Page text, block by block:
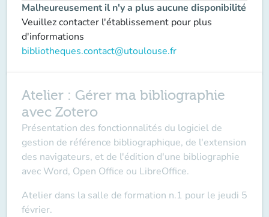
Malheureusement il n'y a plus aucune disponibilité
Veuillez contacter l'établissement pour plus
d'informations
bibliotheques.contact@utoulouse.fr
Atelier : Gérer ma bibliographie
avec Zotero
Présentation des fonctionnalités du logiciel de
gestion de référence bibliographique, de l'extension
des navigateurs, et de l'édition d'une bibliographie
avec Word, Open Office ou LibreOffice.
Atelier dans la salle de formation n.1 pour le jeudi 5
février.